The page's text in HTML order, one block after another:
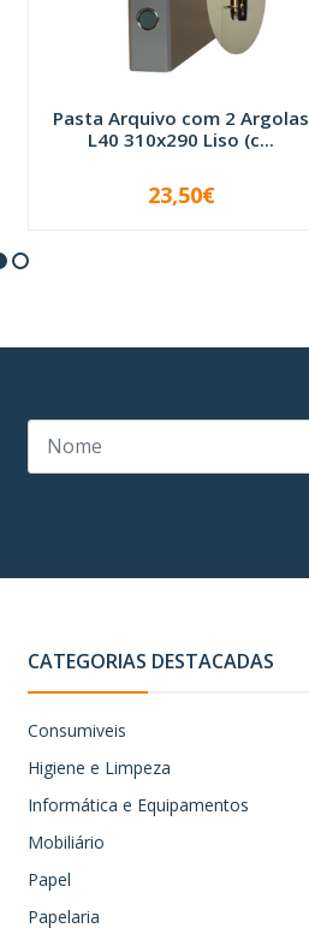
Pasta Arquivo com 2 Argolas
L40 310x290 Liso (c...
+
23,50€
CATEGORIAS DESTACADAS
Consumiveis
Higiene e Limpeza
Informática e Equipamentos
Mobiliário
Papel
Papelaria